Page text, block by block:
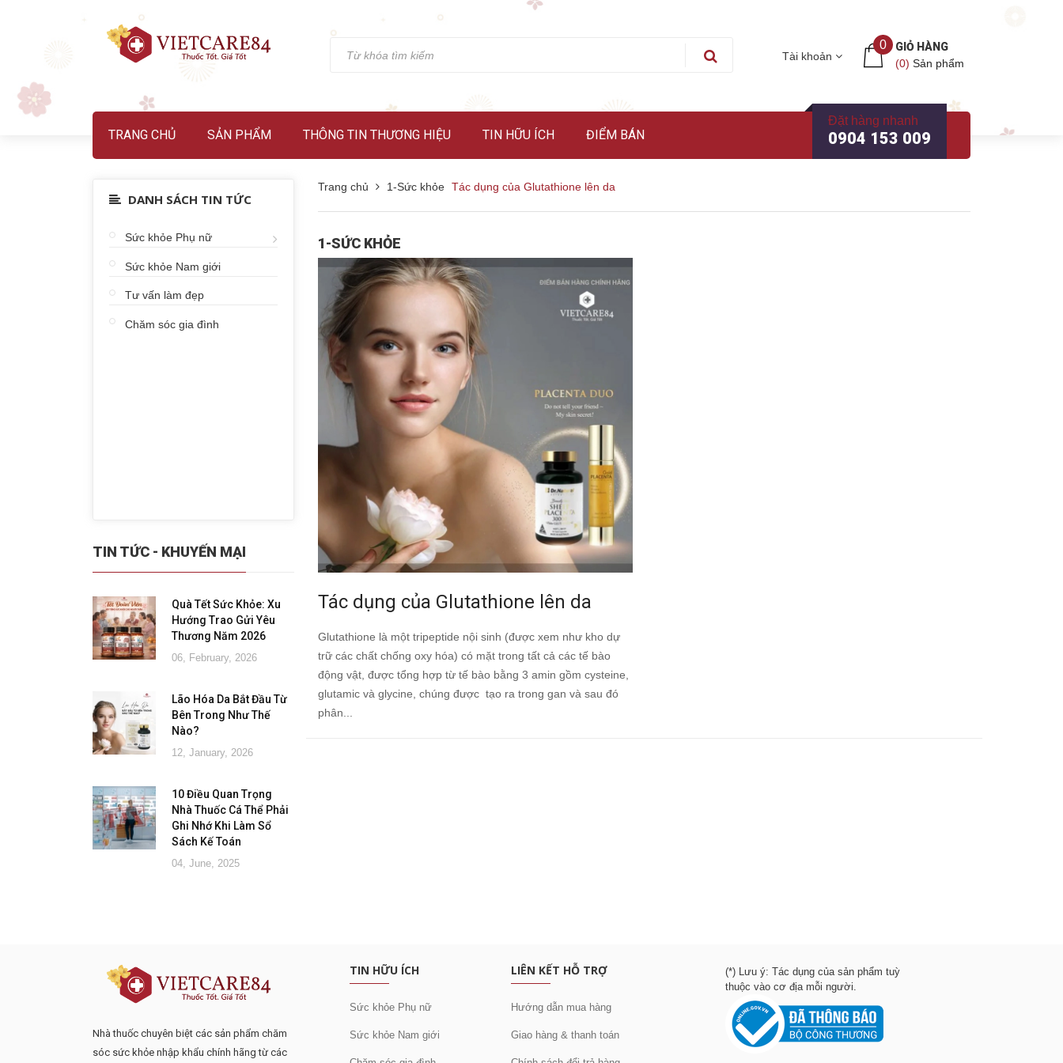
Tài khoản
0
GIỎ HÀNG
(0) Sản phẩm
TRANG CHỦ SẢN PHẨM THÔNG TIN THƯƠNG HIỆU TIN HỮU ÍCH ĐIỂM BÁN
Đặt hàng nhanh
0904 153 009
DANH SÁCH TIN TỨC
Sức khỏe Phụ nữ
Sức khỏe Nam giới
Tư vấn làm đẹp
Chăm sóc gia đình
TIN TỨC - KHUYẾN MẠI
Quà Tết Sức Khỏe: Xu
Hướng Trao Gửi Yêu
Thương Năm 2026
06, February, 2026
Lão Hóa Da Bắt Đầu Từ
Bên Trong Như Thế
Nào?
12, January, 2026
10 Điều Quan Trọng
Nhà Thuốc Cá Thể Phải
Ghi Nhớ Khi Làm Sổ
Sách Kế Toán
04, June, 2025
Trang chủ 1-Sức khỏe Tác dụng của Glutathione lên da
1-SỨC KHỎE
Tác dụng của Glutathione lên da
Glutathione là một tripeptide nội sinh (được xem như kho dự
trữ các chất chống oxy hóa) có mặt trong tất cả các tế bào
động vật, được tổng hợp từ tế bào bằng 3 amin gồm cysteine,
glutamic và glycine, chúng được tạo ra trong gan và sau đó
phân...
Nhà thuốc chuyên biệt các sản phẩm chăm
sóc sức khỏe nhập khẩu chính hãng từ các
TIN HỮU ÍCH
Sức khỏe Phụ nữ
Sức khỏe Nam giới
LIÊN KẾT HỖ TRỢ
Hướng dẫn mua hàng
Giao hàng & thanh toán
(*) Lưu ý: Tác dụng của sản phẩm tuỳ
thuộc vào cơ địa mỗi người.